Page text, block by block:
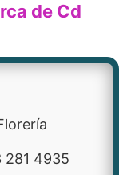
de Cd
281 4935